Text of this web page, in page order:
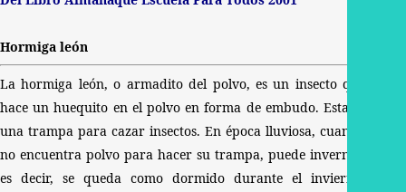
Hormiga león
La hormiga león, o armadito del polvo, es un insecto que
hace un huequito en el polvo en forma de embudo. Esta es
una trampa para cazar insectos. En época lluviosa, cuando
no encuentra polvo para hacer su trampa, puede invernar,
es decir, se queda como dormido durante el invierno.